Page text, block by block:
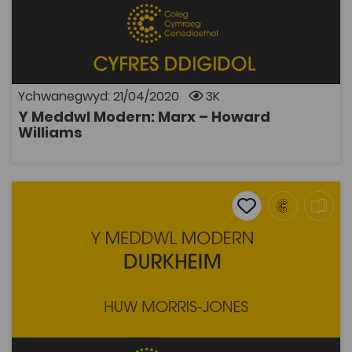
Ychwanegwyd: 21/04/2020 3K
Y Meddwl Modern: Marx – Howard
Williams
Adnodd Coleg Cymraeg
Darlun o fywyd Karl Marx: ei syniadau, gwreiddiau ei
athroniaeth a'i ddylwanwad ar y byd.
AGOR
Y Meddwl Modern: Durkheim – Huw Morris Jones
Add to favourites
Add to favourites
Y Meddwl Modern: Durkheim – Huw Morris
Athroniaeth Hanes
Prosiect Digideiddio
Pont i'r Brifysgol